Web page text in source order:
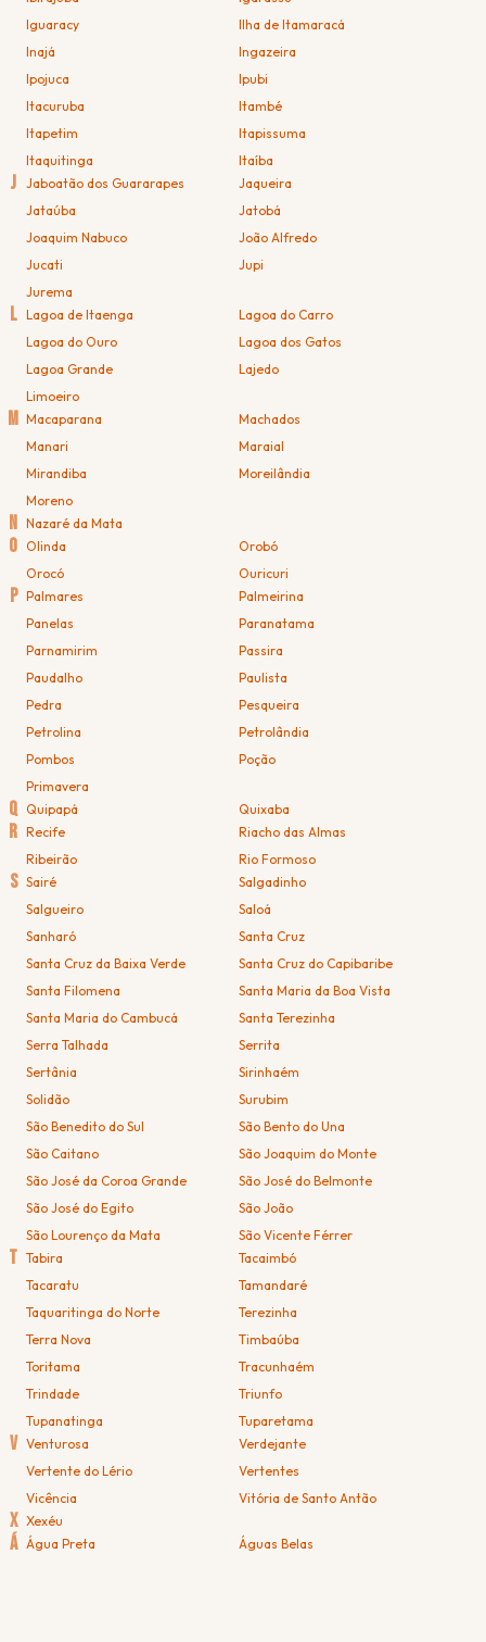
Iguaracy
Ilha de Itamaracá
Inajá
Ingazeira
Ipojuca
Ipubi
Itacuruba
Itambé
Itapetim
Itapissuma
Itaquitinga
Itaíba
J Jaboatão dos Guararapes
Jaqueira
Jataúba
Jatobá
Joaquim Nabuco
João Alfredo
Jucati
Jupi
Jurema
L Lagoa de Itaenga
Lagoa do Carro
Lagoa do Ouro
Lagoa dos Gatos
Lagoa Grande
Lajedo
Limoeiro
M Macaparana
Machados
Manari
Maraial
Mirandiba
Moreilândia
Moreno
N Nazaré da Mata
O Olinda
Orobó
Orocó
Ouricuri
P Palmares
Palmeirina
Panelas
Paranatama
Parnamirim
Passira
Paudalho
Paulista
Pedra
Pesqueira
Petrolina
Petrolândia
Pombos
Poção
Primavera
Q Quipapá Quixaba
R Recife
Riacho das Almas
Ribeirão
Rio Formoso
S Sairé
Salgadinho
Salgueiro
Saloá
Sanharó
Santa Cruz
Santa Cruz da Baixa Verde
Santa Cruz do Capibaribe
Santa Filomena
Santa Maria da Boa Vista
Santa Maria do Cambucá
Santa Terezinha
Serra Talhada
Serrita
Sertânia
Sirinhaém
Solidão
Surubim
São Benedito do Sul
São Bento do Una
São Caitano
São Joaquim do Monte
São José da Coroa Grande
São José do Belmonte
São José do Egito
São João
São Lourenço da Mata
São Vicente Férrer
T Tabira
Tacaimbó
Tacaratu
Tamandaré
Taquaritinga do Norte
Terezinha
Terra Nova
Timbaúba
Toritama
Tracunhaém
Trindade
Triunfo
Tupanatinga
Tuparetama
V Venturosa
Verdejante
Vertente do Lério
Vertentes
Vicência
Vitória de Santo Antão
X Xexéu
Á Água Preta Águas Belas